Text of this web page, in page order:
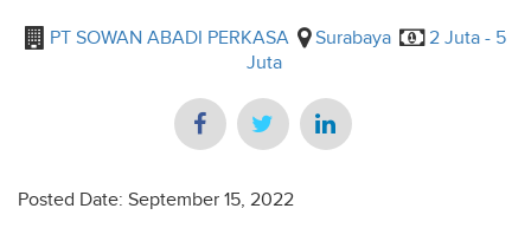
PT SOWAN ABADI PERKASA Surabaya
2 Juta - 5
Juta
Posted Date: September 15, 2022